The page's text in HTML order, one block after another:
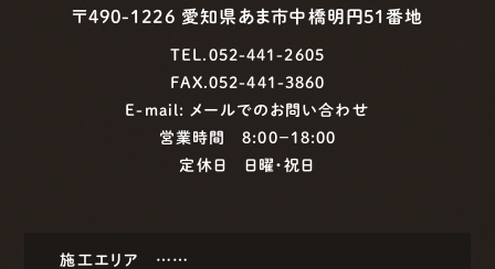
〒490-1226 愛知県あま市中橋明円51番地
TEL.052-441-2605
FAX.052-441-3860
E-mail: メールでのお問い合わせ
営業時間 8:00−18:00
定休日 日曜・祝日
施工エリア ……